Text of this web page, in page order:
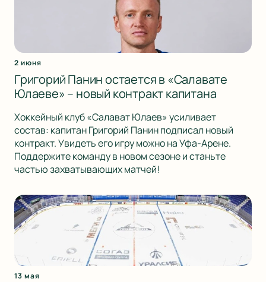
2 июня
Григорий Панин остается в «Салавате
Юлаеве» – новый контракт капитана
Хоккейный клуб «Салават Юлаев» усиливает
состав: капитан Григорий Панин подписал новый
контракт. Увидеть его игру можно на Уфа-Арене.
Поддержите команду в новом сезоне и станьте
частью захватывающих матчей!
13 мая